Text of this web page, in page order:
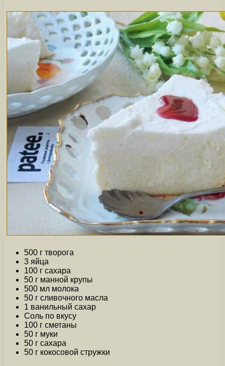
500 г творога
3 яйца
100 г сахара
50 г манной крупы
500 мл молока
50 г сливочного масла
1 ванильный сахар
Соль по вкусу
100 г сметаны
50 г муки
50 г сахара
50 г кокосовой стружки